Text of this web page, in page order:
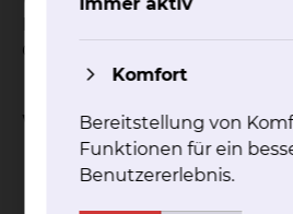
Organe sowie sehr kleine
Weitere Informationen
Komfort
Bereitstellung von
Funktionen für ein
Benutzererlebnis.